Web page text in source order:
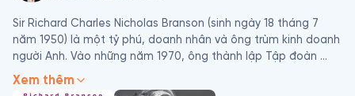
Sir Richard Charles Nicholas Branson (sinh ngày 18 tháng 7
năm 1950) là một tỷ phú, doanh nhân và ông trùm kinh doanh
người Anh. Vào những năm 1970, ông thành lập Tập đoàn
Virgin, ngày nay kiểm soát hơn 400 công ty trong nhiều lĩnh
vực khác nhau. Branson bày tỏ mong muốn trở thành một
Xem thêm